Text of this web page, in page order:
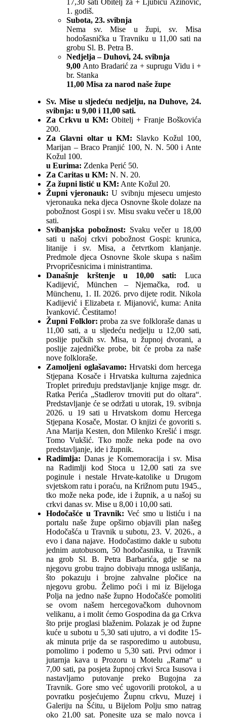
1. godiš.
Subota, 23. svibnja
Nema sv. Mise u župi, sv. Misa
hodošasnička u Travniku u 11,00 sati na
grobu Sl. B. Petra B.
Nedjelja – Duhovi, 24. svibnja
9,00 Anto Bradarić za + suprugu Vidu i +
br. Stanka
11,00 Misa za narod naše župe
Sv. Mise u sljedeću nedjelju, na Duhove, 24.
svibnja: u 9,00 i 11,00 sati.
Za Crkvu u KM: Obitelj + Franje Boškovića
200.
Za Glavni oltar u KM: Slavko Kožul 100,
Marijan – Braco Pranjić 100, N. N. 500 i Ante
Kožul 100.
u Eurima: Zdenka Perić 50.
Za Caritas u KM: N. N. 20.
Za župni listić u KM: Ante Kožul 20.
Župni vjeronauk: U svibnju mjesecu umjesto
vjeronauka neka djeca Osnovne škole dolaze na
pobožnost Gospi i sv. Misu svaku večer u 18,00
sati.
Svibanjska pobožnost: Svaku večer u 18,00
sati u našoj crkvi pobožnost Gospi: krunica,
litanije i sv. Misa, a četvrtkom klanjanje.
Predmole djeca Osnovne škole skupa s našim
Prvopričesnicima i ministrantima.
Današnje krštenje u 10,00 sati: Luca
Kadijević, München – Njemačka, rođ. u
Münchenu, 1. II. 2026. prvo dijete rodit. Nikola
Kadijević i Elizabeta r. Mijanović, kuma: Anita
Ivanković. Čestitamo!
Župni Folklor: proba za sve folkloraše danas u
11,00 sati, a u sljedeću nedjelju u 12,00 sati,
poslije pučkih sv. Misa, u župnoj dvorani, a
poslije zajedničke probe, bit će proba za naše
nove folkloraše.
Zamoljeni oglašavamo: Hrvatski dom hercega
Stjepana Kosače i Hrvatska kulturna zajednica
Troplet priređuju predstavljanje knjige msgr. dr.
Ratka Perića „Stadlerov trnoviti put do oltara“.
Predstavljanje će se održati u utorak, 19. svibnja
2026. u 19 sati u Hrvatskom domu Hercega
Stjepana Kosače, Mostar. O knjizi će govoriti s.
Ana Marija Kesten, don Milenko Krešić i msgr.
Tomo Vukšić. Tko može neka pođe na ovo
predstavljanje, ide i župnik.
Radimlja: Danas je Komemoracija i sv. Misa
na Radimlji kod Stoca u 12,00 sati za sve
poginule i nestale Hrvate-katolike u Drugom
svjetskom ratu i poraću, na Križnom putu 1945.,
tko može neka pođe, ide i župnik, a u našoj su
crkvi danas sv. Mise u 8,00 i 10,00 sati.
Hodočašće u Travnik: Već smo u listiću i na
portalu naše župe opširno objavili plan našeg
Hodočašća u Travnik u subotu, 23. V. 2026., a
evo i dana najave. Hodočastimo dakle u subotu
jednim autobusom, 50 hodočasnika, u Travnik
na grob Sl. B. Petra Barbarića, gdje se na
njegovu grobu trajno dobivaju mnoga uslišanja,
što pokazuju i brojne zahvalne pločice na
njegovu grobu. Želimo poći i mi iz Bijeloga
Polja na jedno naše župno Hodočašće pomoliti
se ovom našem hercegovačkom duhovnom
velikanu, a i molit ćemo Gospodina da ga Crkva
što prije proglasi blaženim. Polazak je od župne
kuće u subotu u 5,30 sati ujutro, a vi dođite 15-
ak minuta prije da se rasporedimo u autobusu,
pomolimo i pođemo u 5,30 sati. Prvi odmor i
jutarnja kava u Prozoru u Motelu „Rama“ u
7,00 sati, pa posjeta župnoj crkvi Srca Isusova i
nastavljamo putovanje preko Bugojna za
Travnik. Gore smo već ugovorili protokol, a u
povratku posjećujemo Župnu crkvu, Muzej i
Galeriju na Šćitu, u Bijelom Polju smo natrag
oko 21,00 sat. Ponesite uza se malo novca i